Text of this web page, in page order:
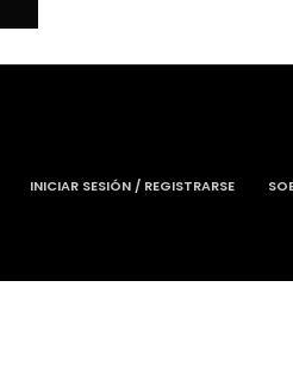
INICIAR SESIÓN / REGISTRARSE